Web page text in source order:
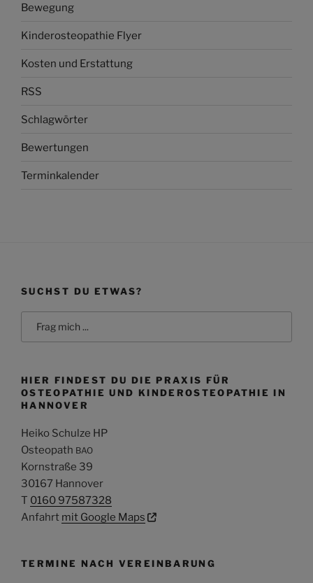
Bewegung
Kinderosteopathie Flyer
Kosten und Erstattung
RSS
Schlagwörter
Bewertungen
Terminkalender
SUCHST DU ETWAS?
Search
for:
HIER FINDEST DU DIE PRAXIS FÜR
OSTEOPATHIE UND KINDEROSTEOPATHIE IN
HANNOVER
Heiko Schulze HP
Osteopath BAO
Kornstraße 39
30167 Hannover
T 0160 97587328
Anfahrt mit Google Maps
TERMINE NACH VEREINBARUNG